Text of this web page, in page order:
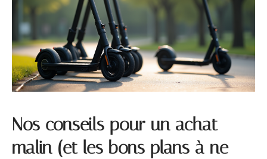
Nos conseils pour un achat
malin (et les bons plans à ne